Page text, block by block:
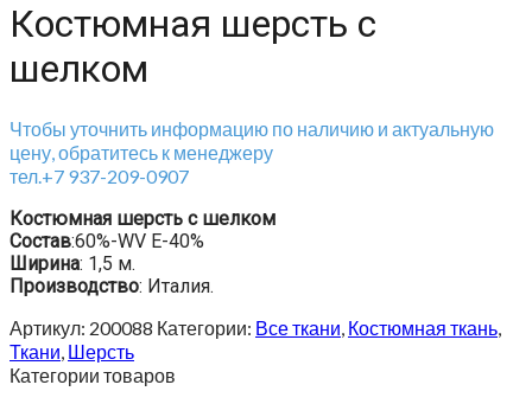
Костюмная шерсть с
шелком
Чтобы уточнить информацию по наличию и актуальную
цену, обратитесь к менеджеру
тел.+7 937-209-0907
Костюмная шерсть с шелком
Состав:60%-WV E-40%
Ширина: 1,5 м.
Производство: Италия.
Артикул: 200088 Категории: Все ткани, Костюмная ткань,
Ткани, Шерсть
Категории товаров